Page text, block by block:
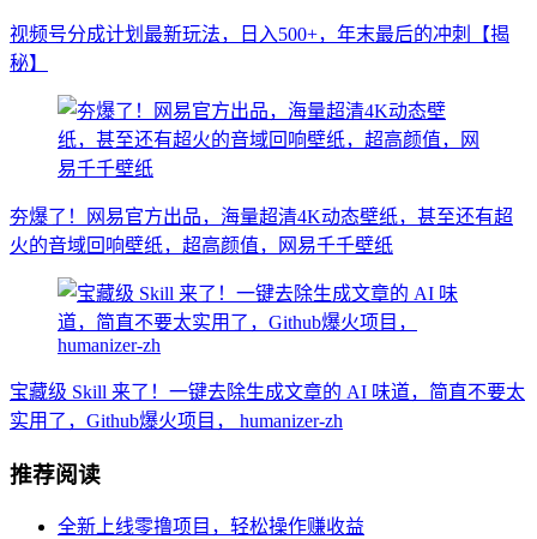
视频号分成计划最新玩法，日入500+，年末最后的冲刺【揭
秘】
夯爆了！网易官方出品，海量超清4K动态壁纸，甚至还有超
火的音域回响壁纸，超高颜值，网易千千壁纸
宝藏级 Skill 来了！一键去除生成文章的 AI 味道，简直不要太
实用了，Github爆火项目， humanizer-zh
推荐阅读
全新上线零撸项目，轻松操作赚收益